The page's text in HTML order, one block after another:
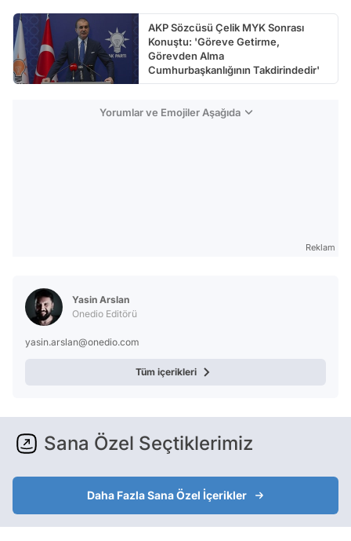
AKP Sözcüsü Çelik MYK Sonrası
Konuştu: 'Göreve Getirme,
Görevden Alma
Cumhurbaşkanlığının Takdirindedir'
Yorumlar ve Emojiler Aşağıda
Reklam
Yasin Arslan
Onedio Editörü
yasin.arslan@onedio.com
Tüm içerikleri
Sana Özel Seçtiklerimiz
Daha Fazla Sana Özel İçerikler